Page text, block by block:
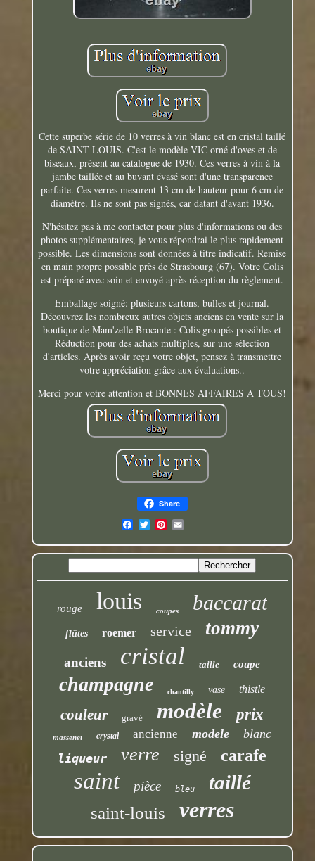
Cette superbe série de 10 verres à vin blanc est en cristal taillé
de SAINT-LOUIS. C'est le modèle VIC orné d'oves et de
biseaux, présent au catalogue de 1930. Ces verres à vin à la
jambe taillée et au buvant évasé sont d'une transparence
parfaite. Ces verres mesurent 13 cm de hauteur pour 6 cm de
diamètre. Ils ne sont pas signés, car datant d'avant 1936.
N'hésitez pas à me contacter pour plus d'informations ou des
photos supplémentaires, je vous répondrai le plus rapidement
possible. Les dimensions sont données à titre indicatif. Remise
en main propre possible près de Strasbourg (67). Votre Colis
est préparé avec soin et envoyé après réception du règlement.
Emballage soigné: plusieurs cartons, bulles et journal.
Découvrez les nombreux autres objets anciens en vente sur la
boutique de Mam'zelle Brocante : Colis groupés possibles et
Réduction pour des achats multiples, sur une sélection
d'articles. Après avoir reçu votre objet, pensez à transmettre
votre appréciation grâce aux évaluations..
Merci pour votre attention et BONNES AFFAIRES A TOUS!
Share
rouge louis coupes baccarat
flûtes roemer service tommy
anciens cristal taille coupe
champagne chantilly vase thistle
couleur gravé modèle prix
massenet crystal ancienne modele
blanc
liqueur
verre signé carafe
saint pièce bleu taillé
saint-louis verres